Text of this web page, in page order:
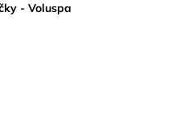
- Voluspa